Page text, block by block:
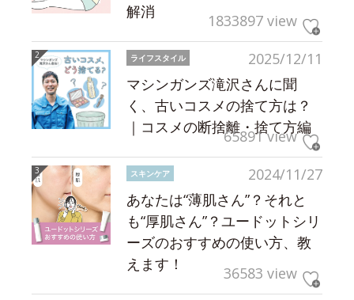
解消
1833897 view
2025/12/11
ライフスタイル
マシンガンズ滝沢さんに聞
く、古いコスメの捨て方は？
｜コスメの断捨離・捨て方編
65891 view
2024/11/27
スキンケア
あなたは“薄肌さん”？それと
も“厚肌さん”？ユードットシリ
ーズのおすすめの使い方、教
えます！
36583 view